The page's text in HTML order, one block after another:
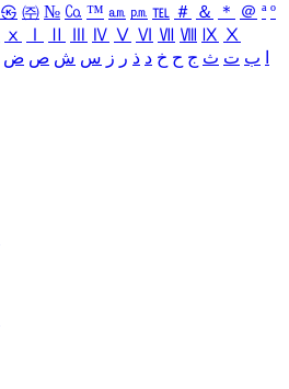
㉿ ㈜ № ㏇ ™ ㏂ ㏘ ℡ ＃ ＆ ＊ ＠ ª º
ⅹ Ⅳ Ⅴ Ⅵ Ⅶ Ⅷ Ⅸ Ⅹ
ب ت ث ج ح خ د ذ ر ز س ش ص ض